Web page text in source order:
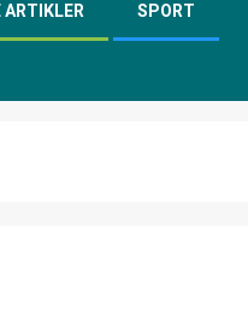
ARTIKLER SPORT